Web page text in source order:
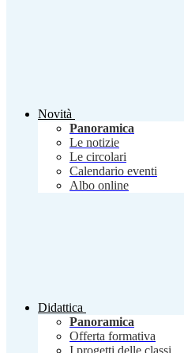
Novità
Panoramica
Le notizie
Le circolari
Calendario eventi
Albo online
Didattica
Panoramica
Offerta formativa